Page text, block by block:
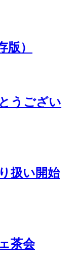
）
うござい
扱い開始
茶会